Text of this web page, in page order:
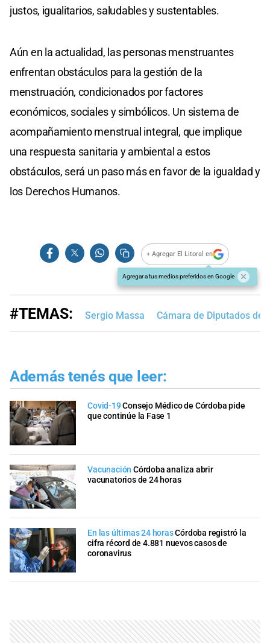
justos, igualitarios, saludables y sustentables.
Aún en la actualidad, las personas menstruantes
enfrentan obstáculos para la gestión de la
menstruación, condicionados por factores
económicos, sociales y simbólicos. Un sistema de
acompañamiento menstrual integral, que implique
una respuesta sanitaria y ambiental a estos
obstáculos, será un paso más en favor de la igualdad y
los Derechos Humanos.
+ Agregar El Litoral en
Agregar a tus medios preferidos en Google
#TEMAS: Sergio Massa Cámara de Diputados de
Además tenés que leer:
Covid-19Consejo Médico de Córdoba pide
que continúe la Fase 1
Vacunación Córdoba analiza abrir
vacunatorios de 24 horas
En las últimas 24 horasCórdoba registró la
cifra récord de 4.881 nuevos casos de
coronavirus